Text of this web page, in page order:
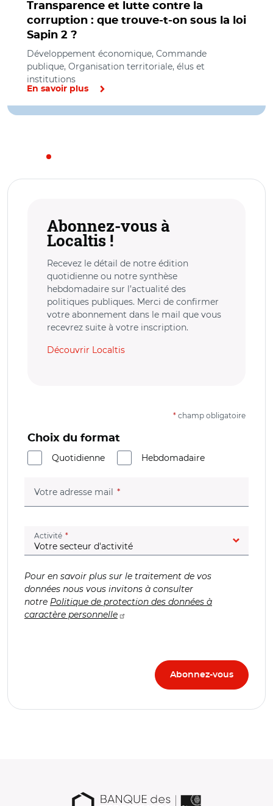
Transparence et lutte contre la
corruption : que trouve-t-on sous la loi
Sapin 2 ?
Développement économique, Commande
publique, Organisation territoriale, élus et
institutions
En savoir plus
Abonnez-vous à
Localtis !
Recevez le détail de notre édition
quotidienne ou notre synthèse
hebdomadaire sur l’actualité des
politiques publiques. Merci de confirmer
votre abonnement dans le mail que vous
recevrez suite à votre inscription.
Découvrir Localtis
* champ obligatoire
Choix du format
Quotidienne
Hebdomadaire
Votre adresse mail (champ obligatoire)
Activité (champ obligatoire)
Pour en savoir plus sur le traitement de vos
données nous vous invitons à consulter
notre Politique de protection des données à
caractère personnelle